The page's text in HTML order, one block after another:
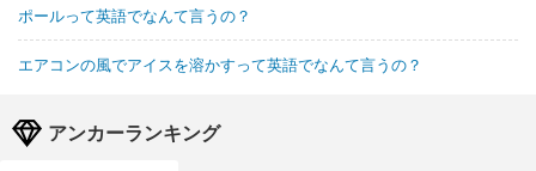
ポールって英語でなんて言うの？
エアコンの風でアイスを溶かすって英語でなんて言うの？
アンカーランキング